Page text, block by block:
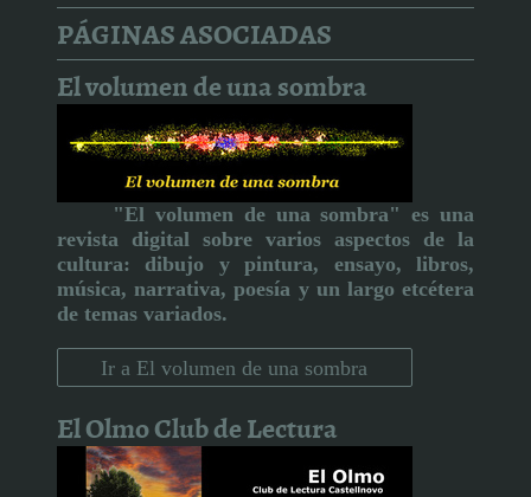
PÁGINAS ASOCIADAS
El volumen de una sombra
"El volumen de una sombra" es una
revista digital sobre varios aspectos de la
cultura:
dibujo y pintura, ensayo, libros,
música, narrativa, poesía y un largo etcétera
de temas variados.
Ir a El volumen de una sombra
El Olmo Club de Lectura